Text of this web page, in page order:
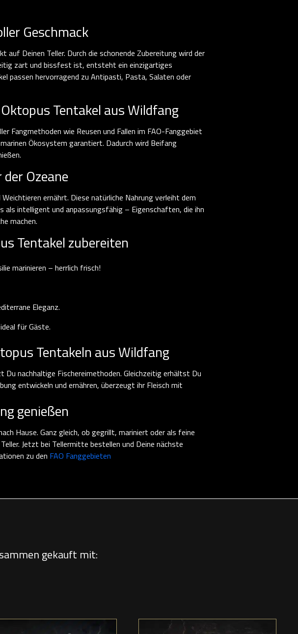
Geschmack
auf Deinen Teller. Durch die schonende Zubereitung wird der
zart und bissfest ist, entsteht ein einzigartiges
passen hervorragend zu Antipasti, Pasta, Salaten oder
Tentakel aus Wildfang
Fangmethoden wie Reusen und Fallen im FAO-Fanggebiet
Ökosystem garantiert. Dadurch wird Beifang
Ozeane
ernährt. Diese natürliche Nahrung verleiht dem
als intelligent und anpassungsfähig – Eigenschaften, die ihn
machen.
Tentakel zubereiten
marinieren – herrlich frisch!
Eleganz.
für Gäste.
Tentakeln aus Wildfang
nachhaltige Fischereimethoden. Gleichzeitig erhältst Du
entwickeln und ernähren, überzeugt ihr Fleisch mit
genießen
Hause. Ganz gleich, ob gegrillt, mariniert oder als feine
Jetzt bei Tellermitte bestellen und Deine nächste
zu den FAO Fanggebieten
gekauft mit: